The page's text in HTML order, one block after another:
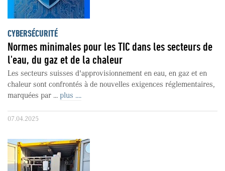
CYBERSÉCURITÉ
Normes minimales pour les TIC dans les secteurs de
l'eau, du gaz et de la chaleur
Les secteurs suisses d'approvisionnement en eau, en gaz et en
chaleur sont confrontés à de nouvelles exigences réglementaires,
marquées par ... plus ....
07.04.2025